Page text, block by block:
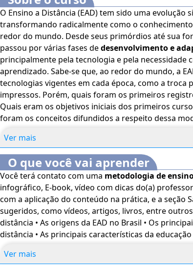
O Ensino a Distância (EAD) tem sido uma evolução
transformando radicalmente como o
redor do mundo. Desde seus primórdios até sua
passou por várias fases dedesenvolvimento e
principalmente pela tecnologia e pela necessidade
aprendizado. Sabe-se que, ao redor do mundo, a EAD teve suas origens calcadas nas
tecnologias vigentes em cada época, como a troca
impressos. Porém, quais foram os primeiros
Quais eram os objetivos iniciais dos primeiros
foram os conceitos difundidos a respeito dessa
voltado para estudantes e profissionais da área de
geral interessado pelo tema.Este curso dispõe dos
acessibilidade: cores em alto-contraste,
mediante a Língua Brasileira de Sinais (Libras).
"minha conta" do lado direito da tela na parte
sua necessidade.O conteúdo do curso ficará
compra.
Ver mais
O que você vai aprender
Você terá contato com uma metodologia de
infográfico, E-book, vídeo com dicas do(a)
com a aplicação do conteúdo na prática, e a seção
sugeridos, como vídeos, artigos, livros, entre outros. • As origens da educação
distância • As origens da EAD no Brasil • Os
distância • As principais características da
Ver mais